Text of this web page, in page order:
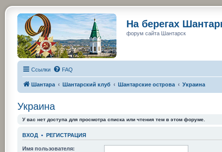
На берегах
форум сайта Шантарск
Ссылки FAQ
Шантара Шантарский клуб Шантарские острова Украина
Украина
У вас нет доступа для просмотра списка или чтения тем в этом форуме.
ВХОД • РЕГИСТРАЦИЯ
Имя пользователя: